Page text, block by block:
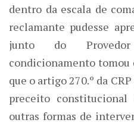
dentro da escala de
reclamante pudesse
junto do
condicionamento tomou
que o artigo 270.º da
preceito constitucional
outras formas de